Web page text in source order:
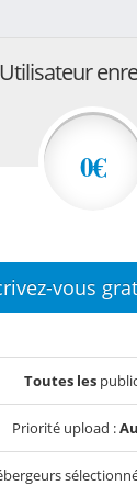
Utilisateur
0€
vous
Toutes les
Priorité upload :